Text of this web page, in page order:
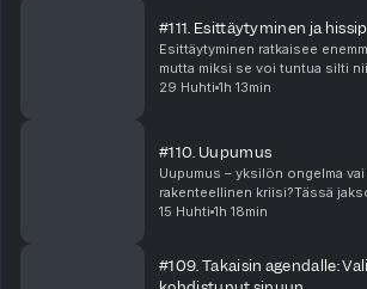
#111. Esittäytyminen ja
Esittäytyminen ratkaisee
mutta miksi se voi tuntua silti
⁠Lähtijät⁠ jaksossa pureudumme
29 Huhti 1h 13min
#110. Uupumus
Uupumus – yksilön ongelma
rakenteellinen kriisi?Tässä
uupumukseen – ilmiöön, joka
15 Huhti 1h 18min
#109. Takaisin agendalle: